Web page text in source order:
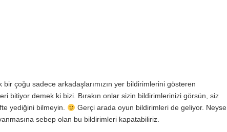
çoğu sadece arkadaşlarımızın yer bildirimlerini gösteren
bitiyor demek ki bizi. Bırakın onlar sizin bildirimlerinizi görsün, siz
yediğini bilmeyin.
Gerçi arada oyun bildirimleri de geliyor. Neyse
sebep olan bu bildirimleri kapatabiliriz.